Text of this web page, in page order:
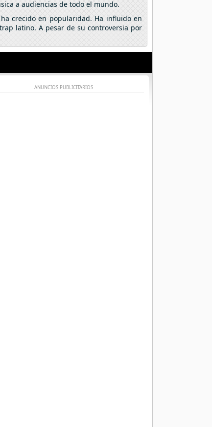
a audiencias de todo el mundo.
crecido en popularidad. Ha influido en
latino. A pesar de su controversia por
ANUNCIOS PUBLICITARIOS